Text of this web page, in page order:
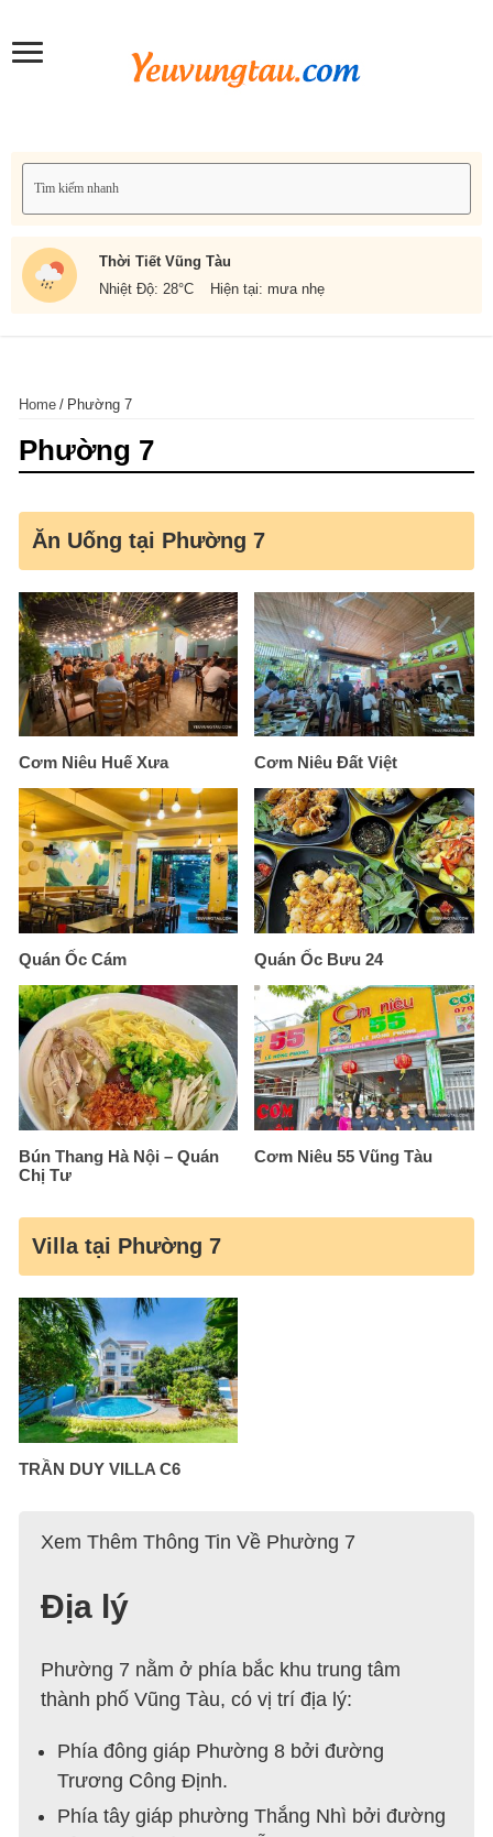
Thời Tiết Vũng Tàu
Nhiệt Độ: 28°C Hiện tại: mưa nhẹ
Home / Phường 7
Phường 7
Ăn Uống tại Phường 7
Cơm Niêu Huế Xưa Cơm Niêu Đất Việt
Quán Ốc Cám Quán Ốc Bưu 24
Bún Thang Hà Nội – Quán
Chị Tư
Cơm Niêu 55 Vũng Tàu
Villa tại Phường 7
TRẦN DUY VILLA C6
Xem Thêm Thông Tin Về Phường 7
Địa lý
Phường 7 nằm ở phía bắc khu trung tâm
thành phố Vũng Tàu, có vị trí địa lý:
Phía đông giáp Phường 8 bởi đường
Trương Công Định.
Phía tây giáp phường Thắng Nhì bởi đường